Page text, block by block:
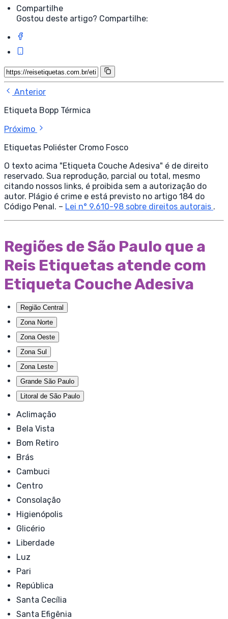
Compartilhe
Gostou deste artigo? Compartilhe:
Anterior
Etiqueta Bopp Térmica
Próximo
Etiquetas Poliéster Cromo Fosco
O texto acima "Etiqueta Couche Adesiva" é de direito
reservado. Sua reprodução, parcial ou total, mesmo
citando nossos links, é proibida sem a autorização do
autor. Plágio é crime e está previsto no artigo 184 do
Código Penal. – Lei n° 9.610-98 sobre direitos autorais .
Regiões de São Paulo que a
Reis Etiquetas atende com
Etiqueta Couche Adesiva
Região Central
Zona Norte
Zona Oeste
Zona Sul
Zona Leste
Grande São Paulo
Litoral de São Paulo
Aclimação
Bela Vista
Bom Retiro
Brás
Cambuci
Centro
Consolação
Higienópolis
Glicério
Liberdade
Luz
Pari
República
Santa Cecília
Santa Efigênia